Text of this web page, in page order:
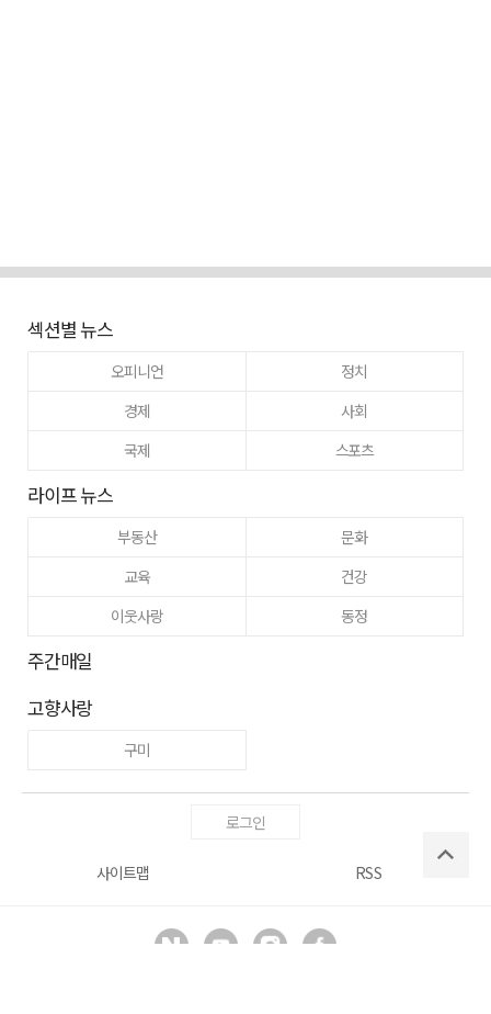
섹션별 뉴스
오피니언
정치
경제
사회
국제
스포츠
라이프 뉴스
부동산
문화
교육
건강
이웃사랑
동정
주간매일
고향사랑
구미
로그인
사이트맵 RSS